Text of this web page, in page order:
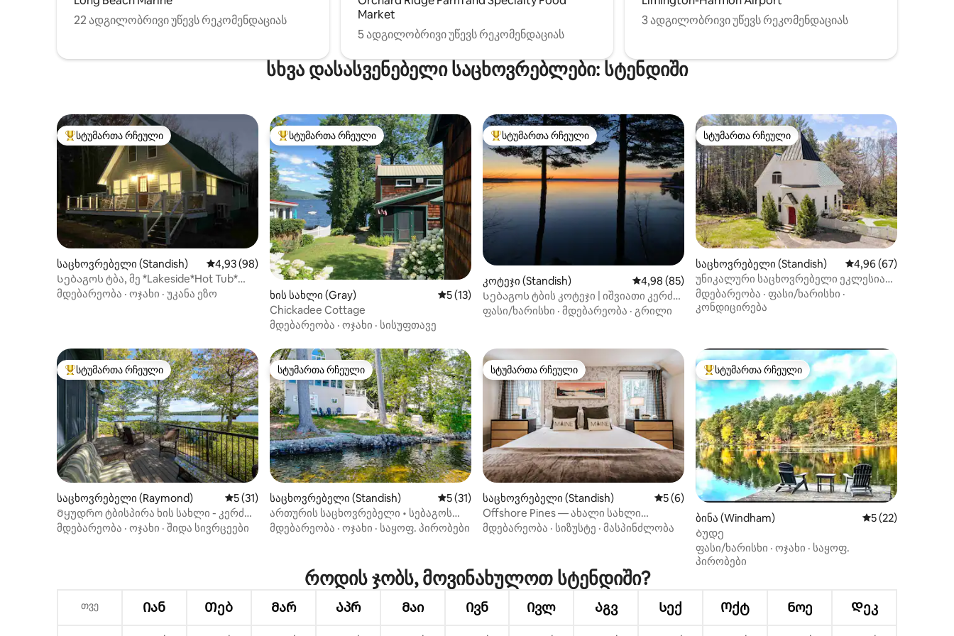
22 ადგილობრივი უწევს რეკომენდაციას
Market
5 ადგილობრივი უწევს რეკომენდაციას
3 ადგილობრივი უწევს რეკომენდაციას
სხვა დასასვენებელი საცხოვრებლები: სტენდიში
სტუმართა რჩეული მოწინავე ვარიანტი
სტუმართა რჩეული
საცხოვრებელი (Standish) საშუალო შეფასებაა 5‑დან 4,93, 98 მიმოხილვა
4,93 (98)
Სებაგოს ტბა, მე *Lakeside*Hot Tub*
ახლახანს გარემონტებული
მდებარეობა · ოჯახი · უკანა ეზო
სტუმართა რჩეული მოწინავე ვარიანტი
სტუმართა რჩეული
ხის სახლი (Gray) საშუალო შეფასებაა 5‑დან 5, 13 მიმოხილვა
5 (13)
Chickadee Cottage
მდებარეობა · ოჯახი · სისუფთავე
სტუმართა რჩეული მოწინავე ვარიანტი
სტუმართა რჩეული
კოტეჯი (Standish) საშუალო შეფასებაა 5‑დან 4,98, 85 მიმოხილვა
4,98 (85)
Სებაგოს ტბის კოტეჯი | იშვიათი კერძო
პლაჟი და ხედები
ფასი/ხარისხი · მდებარეობა · გრილი
სტუმართა რჩეული
სტუმართა რჩეული
საცხოვრებელი (Standish) საშუალო შეფასებაა
4,96 (67)
უნიკალური საცხოვრებელი ეკლესიაში
• სებაგოს ტბა • აუზი • კოცონის ადგილი
მდებარეობა · ფასი/ხარისხი ·
კონდიცირება
სტუმართა რჩეული მოწინავე ვარიანტი
სტუმართა რჩეული
საცხოვრებელი (Raymond) საშუალო შეფასებაა 5‑დან 5, 31 მიმოხილვა
5 (31)
Მყუდრო ტბისპირა ხის სახლი - კერძო
გემბან-კაიაკს-ფირეიტი
მდებარეობა · ოჯახი · შიდა სივრცეები
სტუმართა რჩეული
სტუმართა რჩეული
საცხოვრებელი (Standish) საშუალო შეფასებაა 5‑დან 5, 31 მიმოხილვა
5 (31)
ართურის საცხოვრებელი • სებაგოს
ტბის სანაპირო • უინდჰემთან ახლოს
მდებარეობა · ოჯახი · საყოფ. პირობები
სტუმართა რჩეული
სტუმართა რჩეული
საცხოვრებელი (Standish) საშუალო შეფასებაა 5‑დან 5, 6 მიმოხილვა
5 (6)
Offshore Pines — ახალი სახლი
სებაგოს ტბაზე გასასვლელით
მდებარეობა · სიზუსტე · მასპინძლობა
სტუმართა რჩეული მოწინავე ვარიანტი
სტუმართა რჩეული
ბინა (Windham) საშუალო
5 (22)
Ბუდე
ფასი/ხარისხი · ოჯახი · საყოფ.
პირობები
როდის ჯობს, მოვინახულოთ სტენდიში?
თვე Იან Თებ Მარ Აპრ Მაი Ივნ Ივლ Აგვ Სექ Ოქტ Ნოე Დეკ